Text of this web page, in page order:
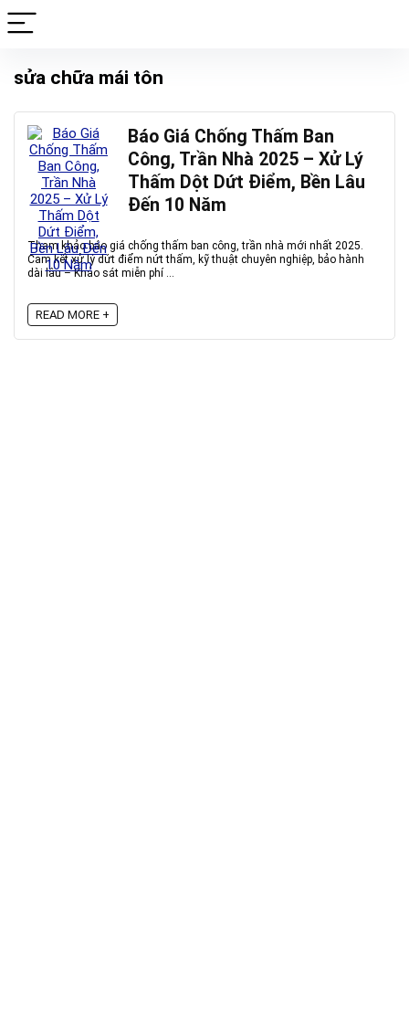
sửa chữa mái tôn
Báo Giá Chống Thấm Ban
Công, Trần Nhà 2025 – Xử Lý
Thấm Dột Dứt Điểm, Bền Lâu
Đến 10 Năm
Tham khảo báo giá chống thấm ban công, trần nhà mới nhất 2025.
Cam kết xử lý dứt điểm nứt thấm, kỹ thuật chuyên nghiệp, bảo hành
dài lâu – Khảo sát miễn phí ...
READ MORE +